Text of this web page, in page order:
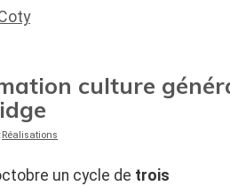
culture
Réalisations
un cycle de trois